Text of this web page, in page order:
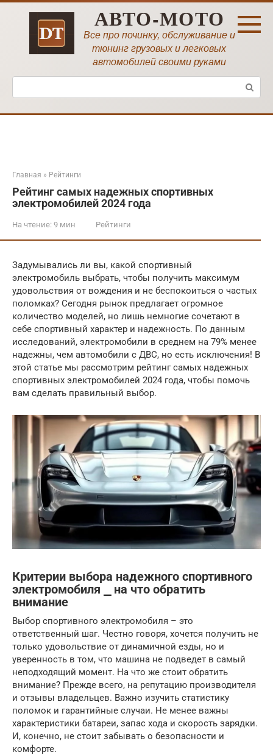
Перейти
АВТО-МОТО
Все про починку, обслуживание и
тюнинг грузовых и легковых
автомобилей своими руками
Поиск:
Главная » Рейтинги
Рейтинг самых надежных спортивных
электромобилей 2024 года
На чтение: 9 мин Рейтинги
Задумывались ли вы, какой спортивный
электромобиль выбрать, чтобы получить максимум
удовольствия от вождения и не беспокоиться о частых
поломках? Сегодня рынок предлагает огромное
количество моделей, но лишь немногие сочетают в
себе спортивный характер и надежность. По данным
исследований, электромобили в среднем на 79% менее
надежны, чем автомобили с ДВС, но есть исключения! В
этой статье мы рассмотрим рейтинг самых надежных
спортивных электромобилей 2024 года, чтобы помочь
вам сделать правильный выбор.
Критерии выбора надежного спортивного
электромобиля ⎯ на что обратить
внимание
Выбор спортивного электромобиля – это
ответственный шаг. Честно говоря, хочется получить не
только удовольствие от динамичной езды, но и
уверенность в том, что машина не подведет в самый
неподходящий момент. На что же стоит обратить
внимание? Прежде всего, на репутацию производителя
и отзывы владельцев. Важно изучить статистику
поломок и гарантийные случаи. Не менее важны
характеристики батареи, запас хода и скорость зарядки.
И, конечно, не стоит забывать о безопасности и
комфорте.